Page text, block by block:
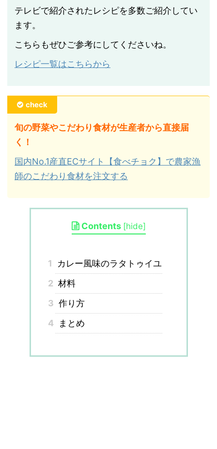
テレビで紹介されたレシピを多数ご紹介してい
ます。
こちらもぜひご参考にしてくださいね。
レシピ一覧はこちらから
check
旬の野菜やこだわり食材が生産者から直接届
く！
国内No.1産直ECサイト【食べチョク】で農家漁
師のこだわり食材を注文する
Contents [hide]
1
カレー風味のラタトゥイユ
2 材料
3 作り方
4
まとめ